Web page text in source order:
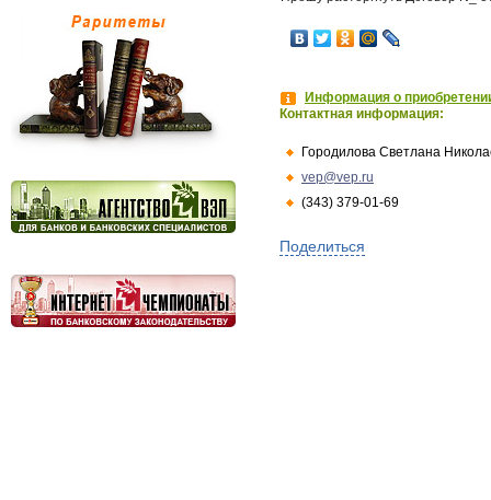
Информация о
Контактная информация:
Городилова Светлана
vep@vep.ru
(343) 379-01-69
Поделиться